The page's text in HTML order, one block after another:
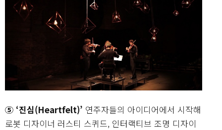
⑤ ‘진심(Heartfelt)’ 연주자들의 아이디어에서 시작해
로봇 디자이너 러스티 스퀴드, 인터랙티브 조명 디자이